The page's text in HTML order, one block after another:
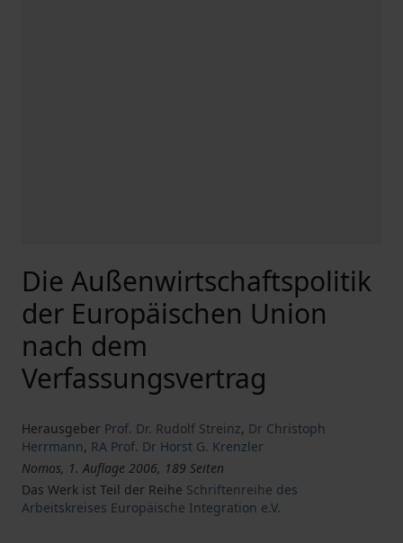
Die Außenwirtschaftspolitik
der Europäischen Union
nach dem
Verfassungsvertrag
Herausgeber Prof. Dr. Rudolf Streinz, Dr Christoph
Herrmann, RA Prof. Dr Horst G. Krenzler
Nomos, 1. Auflage 2006, 189 Seiten
Das Werk ist Teil der Reihe Schriftenreihe des
Arbeitskreises Europäische Integration e.V.